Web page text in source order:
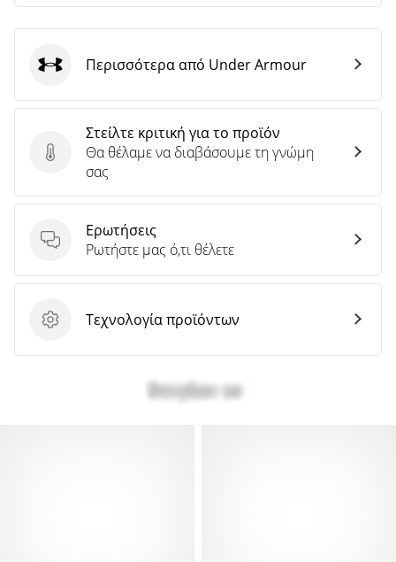
Στείλτε κριτική για το προϊόν
Στείλτε κριτική για το προϊόν
Θα θέλαμε να διαβάσουμε τη γνώμη
σας
Ερωτήσεις
Ερωτήσεις
Ρωτήστε μας ό,τι θέλετε
Τεχνολογία προϊόντων
Τεχνολογία προϊόντων
Under Armour
Περισσότερα από Under Armour